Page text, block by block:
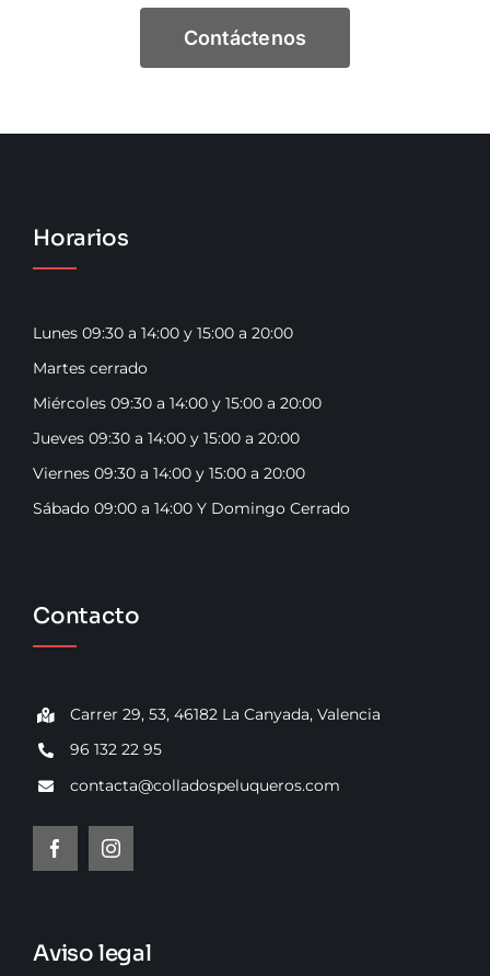
Contáctenos
Horarios
Lunes 09:30 a 14:00 y 15:00 a 20:00
Martes cerrado
Miércoles 09:30 a 14:00 y 15:00 a 20:00
Jueves 09:30 a 14:00 y 15:00 a 20:00
Viernes 09:30 a 14:00 y 15:00 a 20:00
Sábado 09:00 a 14:00 Y Domingo Cerrado
Contacto
Carrer 29, 53, 46182 La Canyada, Valencia
96 132 22 95
contacta@colladospeluqueros.com
Aviso legal